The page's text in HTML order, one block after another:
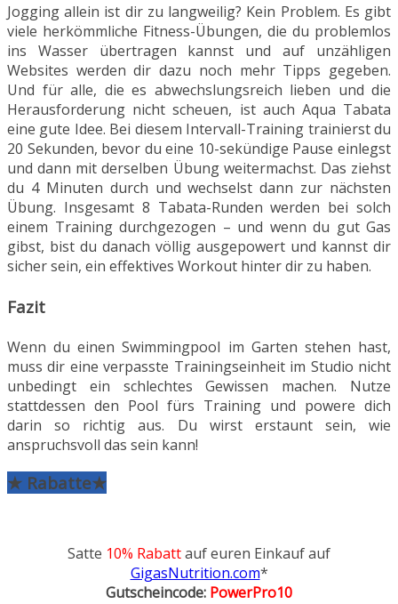
Jogging allein ist dir zu langweilig? Kein Problem. Es gibt
viele herkömmliche Fitness-Übungen, die du problemlos
ins Wasser übertragen kannst und auf unzähligen
Websites werden dir dazu noch mehr Tipps gegeben.
Und für alle, die es abwechslungsreich lieben und die
Herausforderung nicht scheuen, ist auch Aqua Tabata
eine gute Idee. Bei diesem Intervall-Training trainierst du
20 Sekunden, bevor du eine 10-sekündige Pause einlegst
und dann mit derselben Übung weitermachst. Das ziehst
du 4 Minuten durch und wechselst dann zur nächsten
Übung. Insgesamt 8 Tabata-Runden werden bei solch
einem Training durchgezogen – und wenn du gut Gas
gibst, bist du danach völlig ausgepowert und kannst dir
sicher sein, ein effektives Workout hinter dir zu haben.
Fazit
Wenn du einen Swimmingpool im Garten stehen hast,
muss dir eine verpasste Trainingseinheit im Studio nicht
unbedingt ein schlechtes Gewissen machen. Nutze
stattdessen den Pool fürs Training und powere dich
darin so richtig aus. Du wirst erstaunt sein, wie
anspruchsvoll das sein kann!
★ Rabatte★
Satte 10% Rabattauf euren Einkauf auf
GigasNutrition.com*
Gutscheincode: PowerPro10